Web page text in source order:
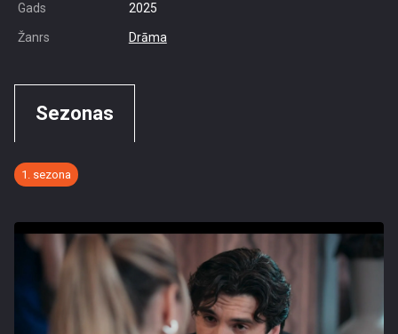
Gads 2025
Žanrs Drāma
Sezonas
1. sezona